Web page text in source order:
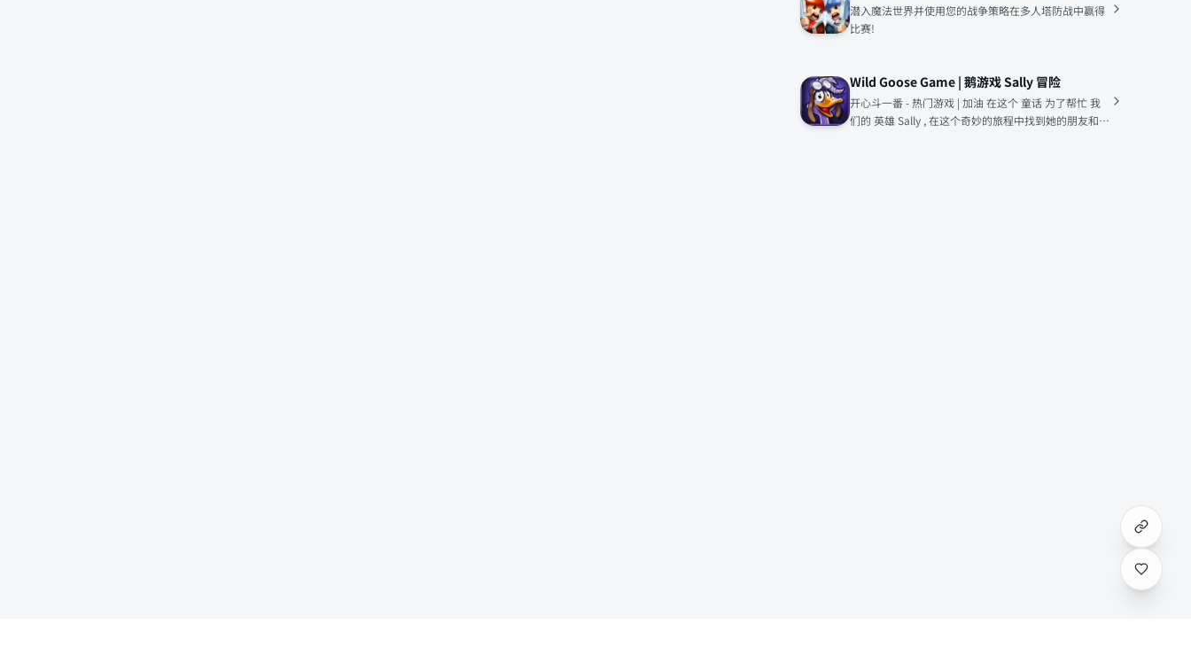
潜入魔法世界并使用您的战争策略在多人塔防战中赢得
比赛!
Wild Goose Game | 鹅游戏 Sally 冒险
开心斗一番 - 热门游戏 | 加油 在这个 童话 为了帮忙 我
们的 英雄 Sally , 在这个奇妙的旅程中找到她的朋友和家